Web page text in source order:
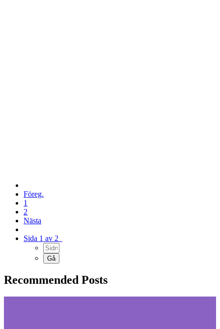
Föreg.
1
2
Nästa
Sida 1 av 2
Recommended Posts